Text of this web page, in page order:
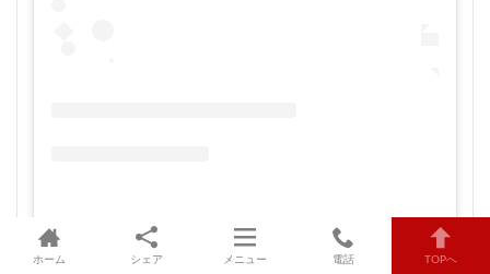
瀧野川八幡神社（公式）(@takinogawahachimanjinja)がシェアした投稿
ホーム シェア メニュー 電話 TOPへ